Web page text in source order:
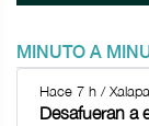
MINUTO A
Hace 7 h /
Desafueran a